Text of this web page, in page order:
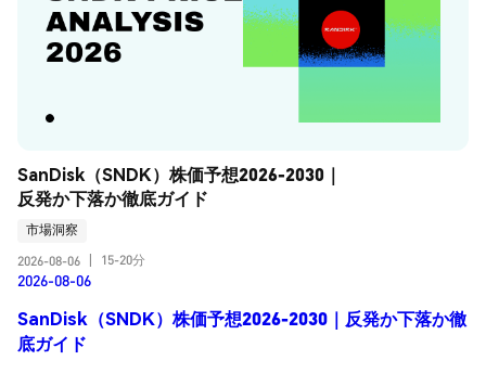
SanDisk（SNDK）株価予想2026-2030｜
反発か下落か徹底ガイド
市場洞察
2026-08-06
15-20分
2026-08-06
SanDisk（SNDK）株価予想2026-2030｜反発か下落か徹
底ガイド